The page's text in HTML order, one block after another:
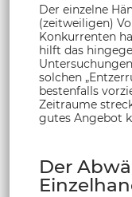
Der einzelne
(zeitweiligen)
Konkurrenten
hilft das
solchen
bestenfalls
Zeitraume
gutes Angebot
Der